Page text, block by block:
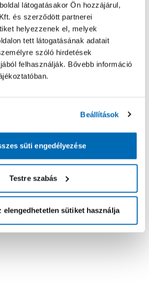
látogatásakor Ön hozzájárul,
és szerződött partnerei
helyezzenek el, melyek
tett látogatásának adatait
szóló hirdetések
felhasználják. Bővebb információ
Beállítások
süti engedélyezése
Testre szabás
elengedhetetlen sütiket használja
Oldal újratöltése